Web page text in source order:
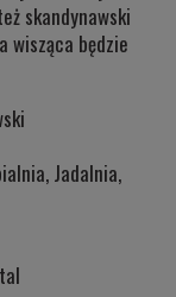
skandynawski
wisząca będzie
Jadalnia,